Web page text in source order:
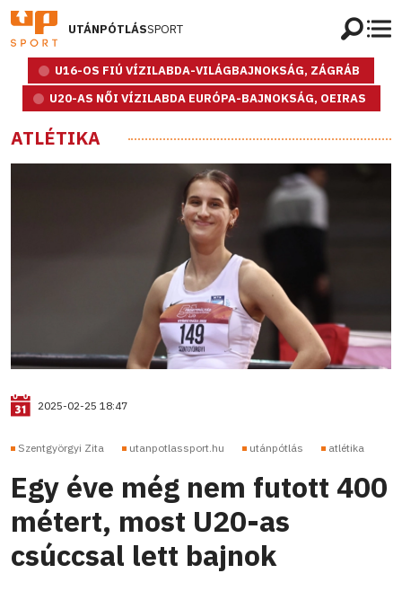
UTÁNPÓTLÁSSPORT
U16-OS FIÚ VÍZILABDA-VILÁGBAJNOKSÁG, ZÁGRÁB
U20-AS NŐI VÍZILABDA EURÓPA-BAJNOKSÁG, OEIRAS
ATLÉTIKA
2025-02-25 18:47
Szentgyörgyi Zita utanpotlassport.hu utánpótlás atlétika
Egy éve még nem futott 400
métert, most U20-as
csúccsal lett bajnok